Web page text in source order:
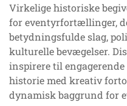
Virkelige historiske
for eventyrfortællinger,
betydningsfulde slag,
kulturelle bevægelser.
inspirere til
historie med kreativ
dynamisk baggrund for